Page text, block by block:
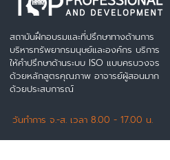
สถาบันฝึกอบรมและที่ปรึกษาทางด้านการ
บริหารทรัพยากรมนุษย์และองค์กร บริการ
ให้คำปรึกษาด้านระบบ ISO แบบครบวงจร
ด้วยหลักสูตรคุณภาพ อาจารย์ผู้สอนมาก
ด้วยประสบการณ์
วันทำการ จ.-ส. เวลา 8.00 - 17.00 น.